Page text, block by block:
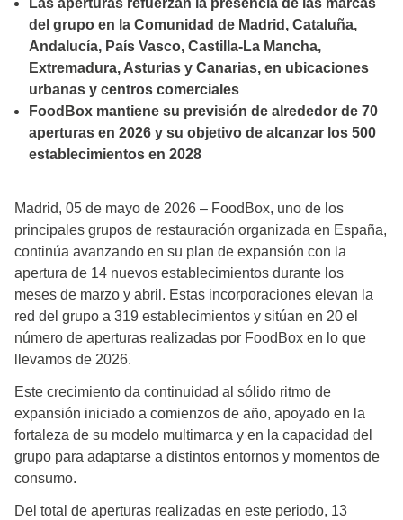
Las aperturas refuerzan la presencia de las marcas
del grupo en la Comunidad de Madrid, Cataluña,
Andalucía, País Vasco, Castilla-La Mancha,
Extremadura, Asturias y Canarias, en ubicaciones
urbanas y centros comerciales
FoodBox mantiene su previsión de alrededor de 70
aperturas en 2026 y su objetivo de alcanzar los 500
establecimientos en 2028
Madrid, 05 de mayo de 2026 – FoodBox, uno de los
principales grupos de restauración organizada en España,
continúa avanzando en su plan de expansión con la
apertura de 14 nuevos establecimientos durante los
meses de marzo y abril. Estas incorporaciones elevan la
red del grupo a 319 establecimientos y sitúan en 20 el
número de aperturas realizadas por FoodBox en lo que
llevamos de 2026.
Este crecimiento da continuidad al sólido ritmo de
expansión iniciado a comienzos de año, apoyado en la
fortaleza de su modelo multimarca y en la capacidad del
grupo para adaptarse a distintos entornos y momentos de
consumo.
Del total de aperturas realizadas en este periodo, 13